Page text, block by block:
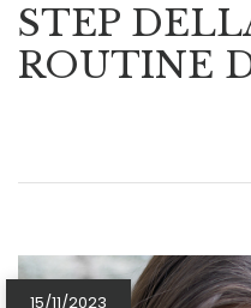
STEP
ROUTINE
15/11/2023